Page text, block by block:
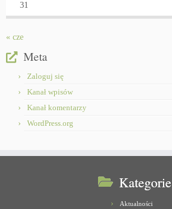
31
« cze
Meta
Zaloguj się
Kanał wpisów
Kanał komentarzy
WordPress.org
Kategorie
Aktualności